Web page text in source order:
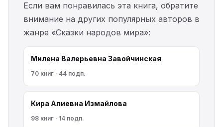
Если вам понравилась эта книга, обратите
внимание на других популярных авторов в
жанре «Сказки народов мира»:
Милена Валерьевна Завойчинская
70 книг · 44 подп.
Кира Алиевна Измайлова
98 книг · 14 подп.